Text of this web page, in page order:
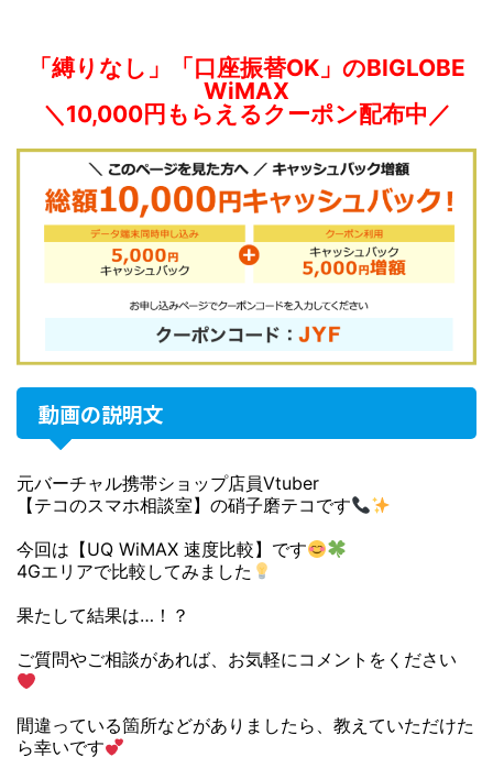
「縛りなし」「口座振替OK」のBIGLOBE
WiMAX
＼10,000円もらえるクーポン配布中／
動画の説明文
元バーチャル携帯ショップ店員Vtuber
【テコのスマホ相談室】の硝子磨テコです
今回は【UQ WiMAX 速度比較】です
4Gエリアで比較してみました
果たして結果は…！？
ご質問やご相談があれば、お気軽にコメントをください
間違っている箇所などがありましたら、教えていただけた
ら幸いです